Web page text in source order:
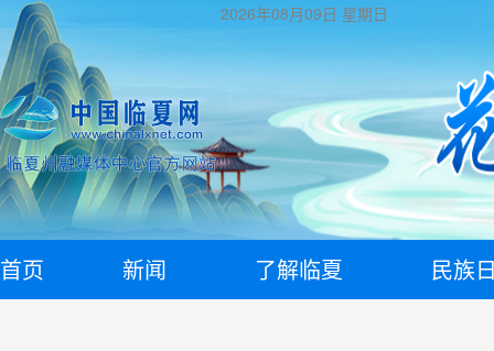
2026年08月09日 星期日
首页 新闻 了解临夏 民族